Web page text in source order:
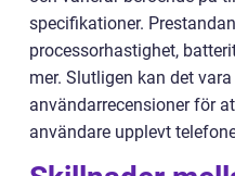
specifikationer.
processorhastighet,
mer. Slutligen kan det
användarrecensioner för
användare upplevt